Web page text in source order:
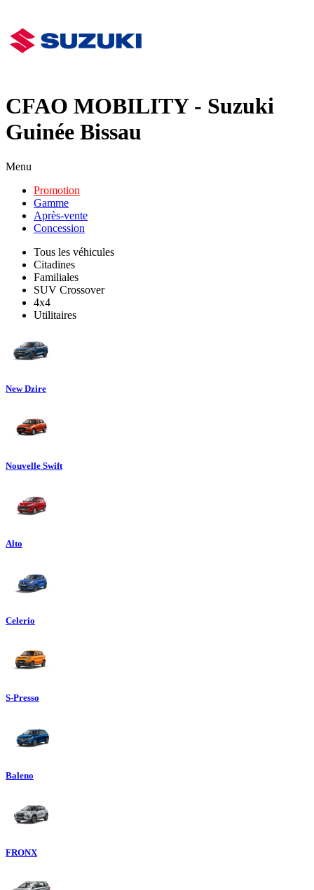
CFAO MOBILITY - Suzuki
Guinée Bissau
Menu
Promotion
Gamme
Après-vente
Concession
Tous les véhicules
Citadines
Familiales
SUV Crossover
4x4
Utilitaires
New Dzire
Nouvelle Swift
Alto
Celerio
S-Presso
Baleno
FRONX